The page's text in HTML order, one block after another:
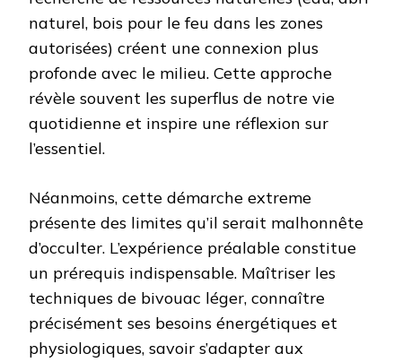
naturel, bois pour le feu dans les zones
autorisées) créent une connexion plus
profonde avec le milieu. Cette approche
révèle souvent les superflus de notre vie
quotidienne et inspire une réflexion sur
l’essentiel.
Néanmoins, cette démarche extreme
présente des limites qu’il serait malhonnête
d’occulter. L’expérience préalable constitue
un prérequis indispensable. Maîtriser les
techniques de bivouac léger, connaître
précisément ses besoins énergétiques et
physiologiques, savoir s’adapter aux